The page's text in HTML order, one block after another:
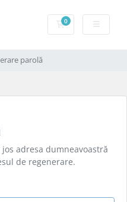
0Coș de
parolă
adresa dumneavoastră
de regenerare.